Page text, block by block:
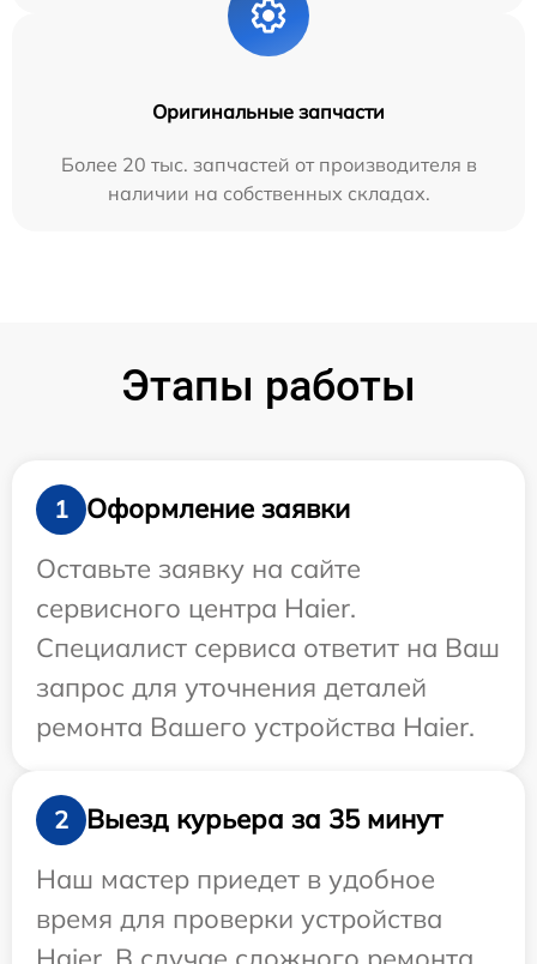
Оригинальные запчасти
Более 20 тыс. запчастей от производителя в
наличии на собственных складах.
Этапы работы
1
Оформление заявки
Оставьте заявку на сайте
сервисного центра Haier.
Специалист сервиса ответит на Ваш
запрос для уточнения деталей
ремонта Вашего устройства Haier.
2
Выезд курьера за 35 минут
Наш мастер приедет в удобное
время для проверки устройства